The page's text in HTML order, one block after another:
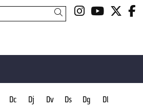
Link aLink a
Cercar
Dc
Dj
Dv
Ds
Dg
Dl